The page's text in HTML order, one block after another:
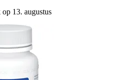
13. augustus